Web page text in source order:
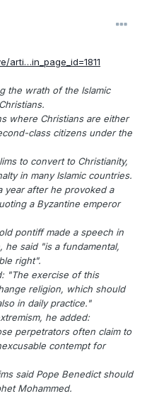
arti…in_page_id=1811
the wrath of the Islamic
where Christians are either
class citizens under the
to convert to Christianity,
in many Islamic countries.
year after he provoked a
a Byzantine emperor
pontiff made a speech in
said "is a fundamental,
right".
"The exercise of this
religion, which should
in daily practice."
he added:
perpetrators often claim to
contempt for
said Pope Benedict should
Mohammed.